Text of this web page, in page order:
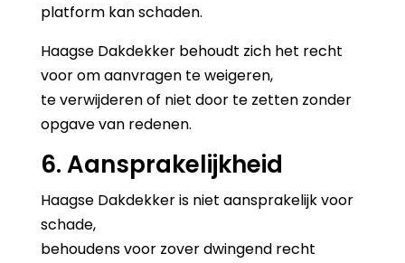
platform kan schaden.
Haagse Dakdekker behoudt zich het recht
voor om aanvragen te weigeren,
te verwijderen of niet door te zetten zonder
opgave van redenen.
6. Aansprakelijkheid
Haagse Dakdekker is niet aansprakelijk voor
schade,
behoudens voor zover dwingend recht